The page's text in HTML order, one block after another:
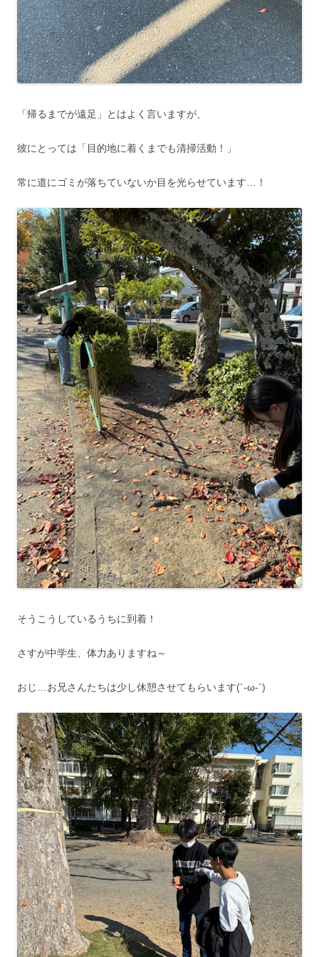
「帰るまでが遠足」とはよく言いますが、
彼にとっては「目的地に着くまでも清掃活動！」
常に道にゴミが落ちていないか目を光らせています…！
そうこうしているうちに到着！
さすが中学生、体力ありますね～
おじ…お兄さんたちは少し休憩させてもらいます(´-ω-`)